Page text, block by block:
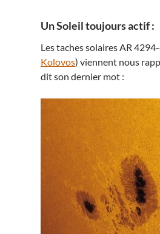
Un Soleil toujours actif :
Les taches solaires AR
Kolovos) viennent nous
dit son dernier mot :